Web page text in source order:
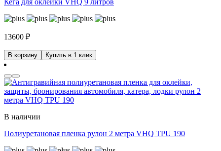
13600 ₽
В корзину Купить в 1 клик
В наличии
Полиуретановая пленка рулон 2 метра VHQ TPU 190